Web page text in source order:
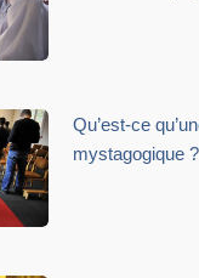
Qu’est-ce
mystagogique ?